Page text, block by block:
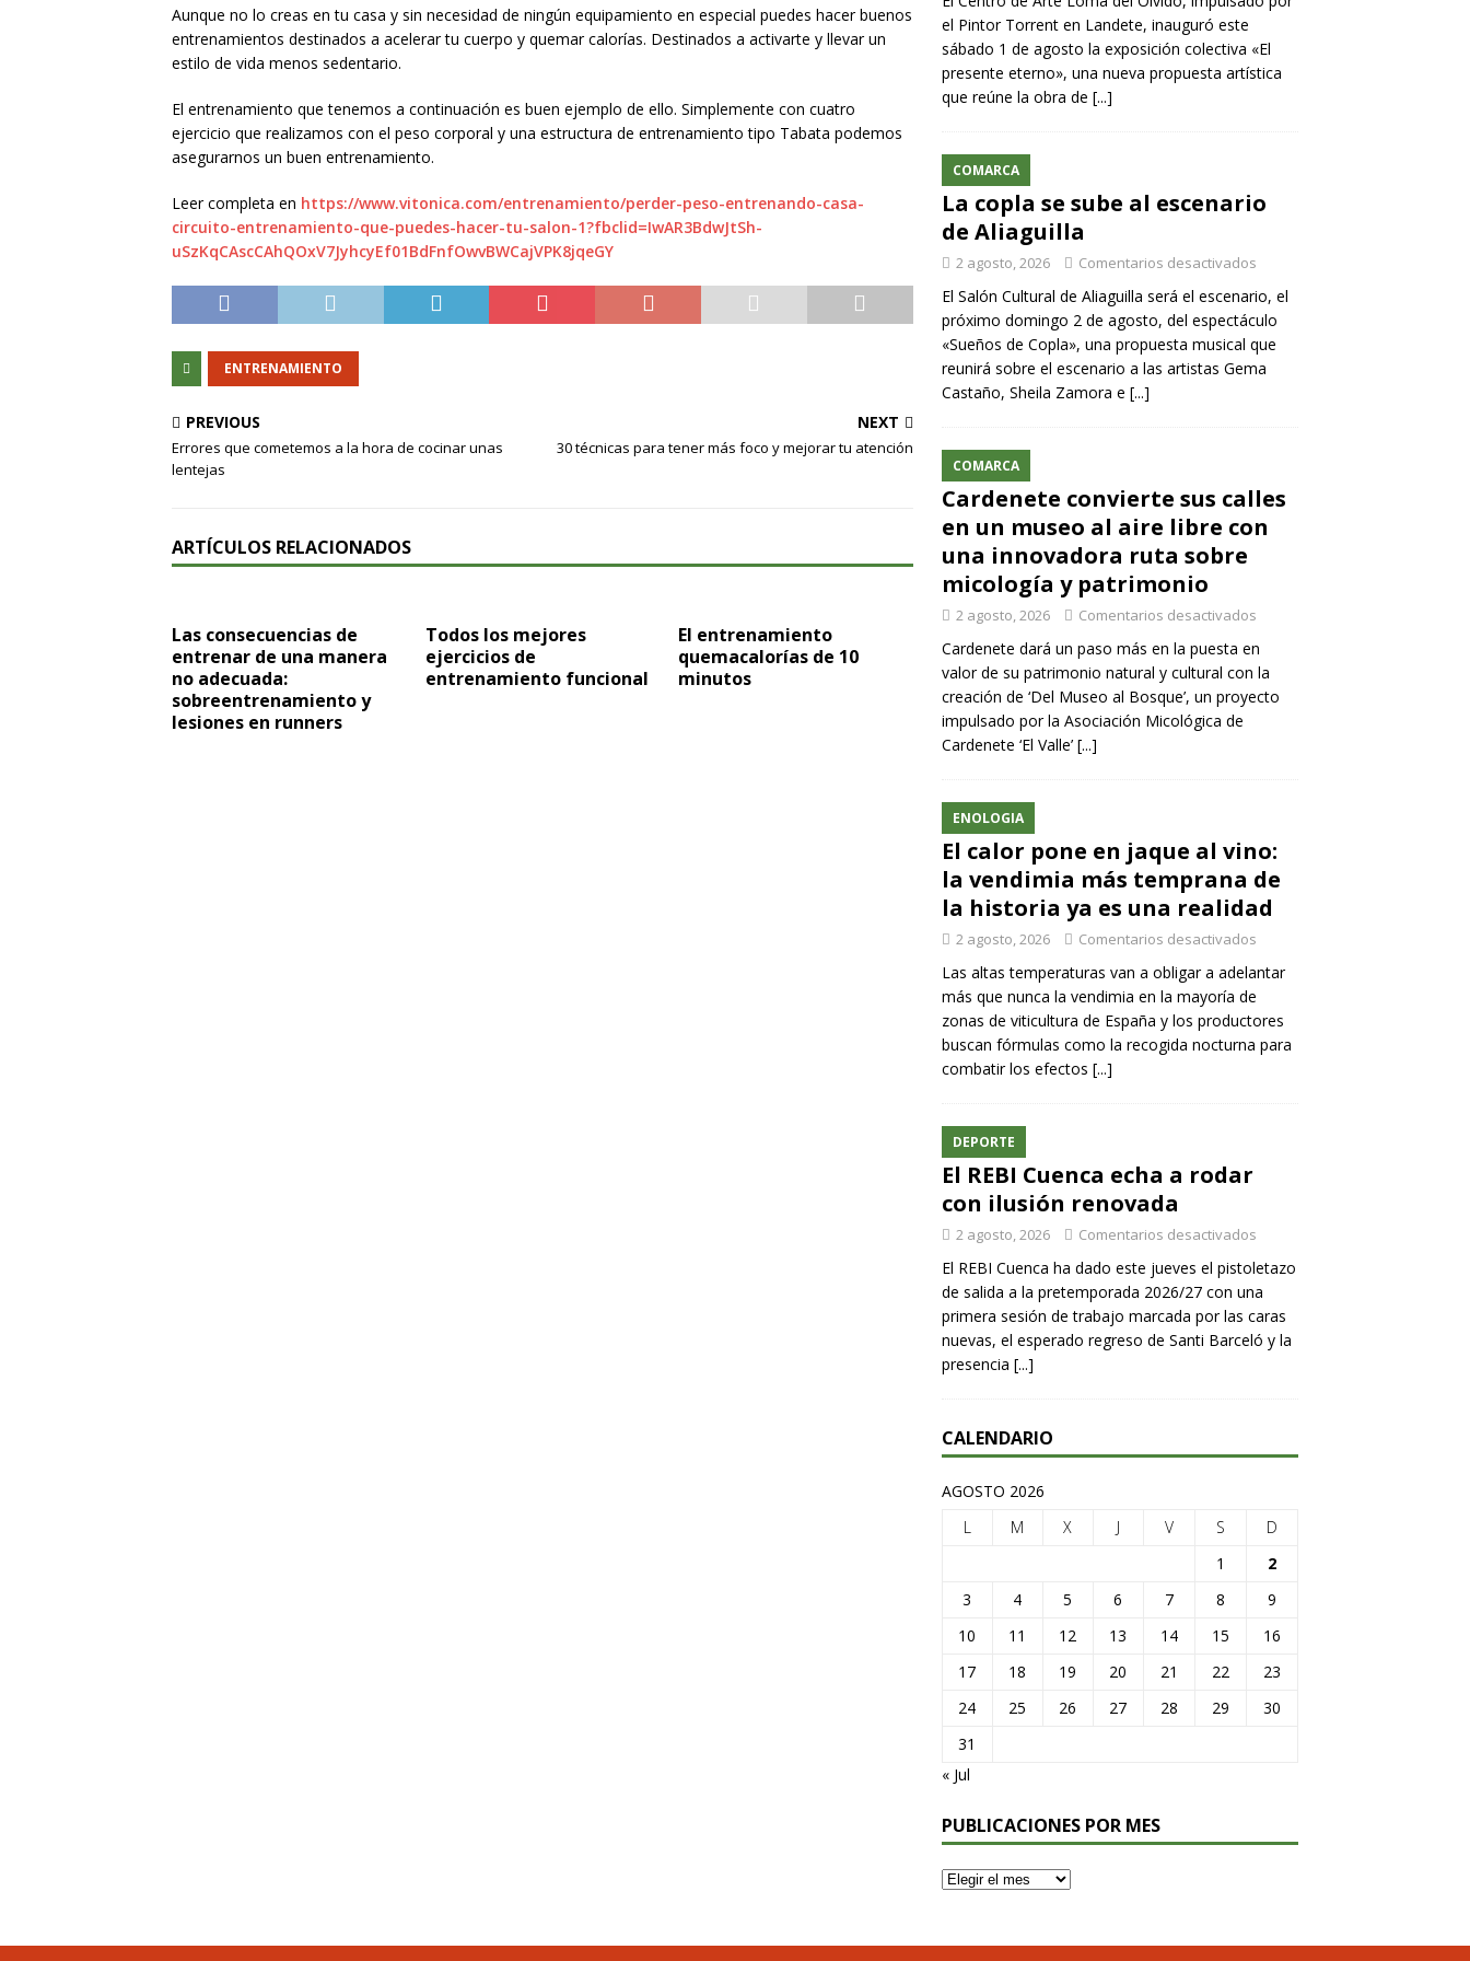
Aunque no lo creas en tu casa y sin necesidad de ningún equipamiento en especial puedes hacer buenos
entrenamientos destinados a acelerar tu cuerpo y quemar calorías. Destinados a activarte y llevar un
estilo de vida menos sedentario.
El entrenamiento que tenemos a continuación es buen ejemplo de ello. Simplemente con cuatro
ejercicio que realizamos con el peso corporal y una estructura de entrenamiento tipo Tabata podemos
asegurarnos un buen entrenamiento.
Leer completa en https://www.vitonica.com/entrenamiento/perder-peso-entrenando-casa-
circuito-entrenamiento-que-puedes-hacer-tu-salon-1?fbclid=IwAR3BdwJtSh-
uSzKqCAscCAhQOxV7JyhcyEf01BdFnfOwvBWCajVPK8jqeGY
ENTRENAMIENTO
PREVIOUS
Errores que cometemos a la hora de cocinar unas
lentejas
NEXT
30 técnicas para tener más foco y mejorar tu atención
ARTÍCULOS RELACIONADOS
Las consecuencias de
entrenar de una manera
no adecuada:
sobreentrenamiento y
lesiones en runners
Todos los mejores
ejercicios de
entrenamiento funcional
El entrenamiento
quemacalorías de 10
minutos
el Pintor Torrent en Landete, inauguró este
sábado 1 de agosto la exposición colectiva «El
presente eterno», una nueva propuesta artística
que reúne la obra de [...]
COMARCA
La copla se sube al escenario
de Aliaguilla
2 agosto, 2026 Comentarios desactivados
El Salón Cultural de Aliaguilla será el escenario, el
próximo domingo 2 de agosto, del espectáculo
«Sueños de Copla», una propuesta musical que
reunirá sobre el escenario a las artistas Gema
Castaño, Sheila Zamora e [...]
COMARCA
Cardenete convierte sus calles
en un museo al aire libre con
una innovadora ruta sobre
micología y patrimonio
2 agosto, 2026 Comentarios desactivados
Cardenete dará un paso más en la puesta en
valor de su patrimonio natural y cultural con la
creación de ‘Del Museo al Bosque’, un proyecto
impulsado por la Asociación Micológica de
Cardenete ‘El Valle’ [...]
ENOLOGIA
El calor pone en jaque al vino:
la vendimia más temprana de
la historia ya es una realidad
2 agosto, 2026 Comentarios desactivados
Las altas temperaturas van a obligar a adelantar
más que nunca la vendimia en la mayoría de
zonas de viticultura de España y los productores
buscan fórmulas como la recogida nocturna para
combatir los efectos [...]
DEPORTE
El REBI Cuenca echa a rodar
con ilusión renovada
2 agosto, 2026 Comentarios desactivados
El REBI Cuenca ha dado este jueves el pistoletazo
de salida a la pretemporada 2026/27 con una
primera sesión de trabajo marcada por las caras
nuevas, el esperado regreso de Santi Barceló y la
presencia [...]
CALENDARIO
AGOSTO 2026
L
M X J V S
D
1
2
3
4 5 6 7 8
9
10
11 12 13 14 15
16
17
18 19 20 21 22
23
24
25 26 27 28 29
30
31
« Jul
PUBLICACIONES POR MES